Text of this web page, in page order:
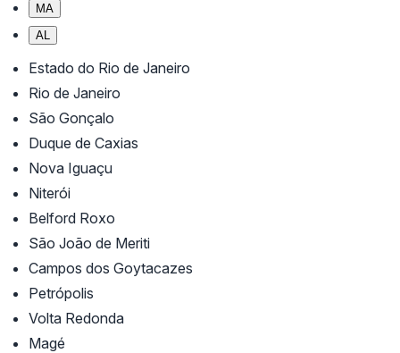
MA
AL
Estado do Rio de Janeiro
Rio de Janeiro
São Gonçalo
Duque de Caxias
Nova Iguaçu
Niterói
Belford Roxo
São João de Meriti
Campos dos Goytacazes
Petrópolis
Volta Redonda
Magé